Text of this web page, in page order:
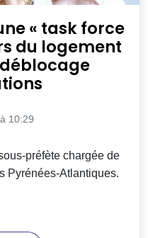
« task force
du logement
10:29
préfète chargée de
Pyrénées-Atlantiques.